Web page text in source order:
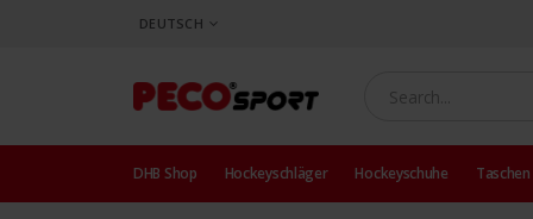
SPRACHE
DEUTSCH
DHB Shop Hockeyschläger Hockeyschuhe Taschen